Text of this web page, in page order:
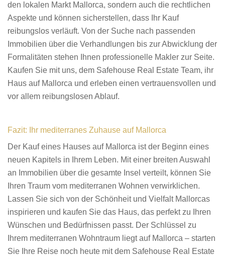
den lokalen Markt Mallorca, sondern auch die rechtlichen
Aspekte und können sicherstellen, dass Ihr Kauf
reibungslos verläuft. Von der Suche nach passenden
Immobilien über die Verhandlungen bis zur Abwicklung der
Formalitäten stehen Ihnen professionelle Makler zur Seite.
Kaufen Sie mit uns, dem Safehouse Real Estate Team, ihr
Haus auf Mallorca und erleben einen vertrauensvollen und
vor allem reibungslosen Ablauf.
Fazit: Ihr mediterranes Zuhause auf Mallorca
Der Kauf eines Hauses auf Mallorca ist der Beginn eines
neuen Kapitels in Ihrem Leben. Mit einer breiten Auswahl
an Immobilien über die gesamte Insel verteilt, können Sie
Ihren Traum vom mediterranen Wohnen verwirklichen.
Lassen Sie sich von der Schönheit und Vielfalt Mallorcas
inspirieren und kaufen Sie das Haus, das perfekt zu Ihren
Wünschen und Bedürfnissen passt. Der Schlüssel zu
Ihrem mediterranen Wohntraum liegt auf Mallorca – starten
Sie Ihre Reise noch heute mit dem Safehouse Real Estate